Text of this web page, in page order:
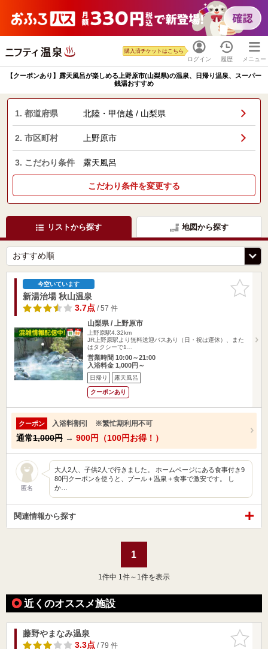
ログイン
購入済チケットはこちら
履歴 メニュー
【クーポンあり】露天風呂が楽しめる上野原市(山梨県)の温泉、日帰り温泉、スーパー
銭湯おすすめ
1. 都道府県 北陸・甲信越 / 山梨県
2. 市区町村 上野原市
3. こだわり条件 露天風呂
こだわり条件を変更する
リストから探す 地図から探す
お気に入
りに追加
今空いています
新湯治場 秋山温泉
3.7点/ 57 件
山梨県 / 上野原市
上野原駅4.32km
JR上野原駅より無料送迎バスあり（日・祝は運休）、また
はタクシーで1…
営業時間 10:00～21:00
入浴料金 1,000円～
日帰り 露天風呂
クーポンあり
クーポン 入浴料割引 ※繁忙期利用不可
通常1,000円 → 900円（100円お得！）
匿名
大人2人、子供2人で行きました。 ホームページにある食事付き9
80円クーポンを使うと、プール＋温泉＋食事で激安です。 し
か…
関連情報から探す
1
1 件中 1件～1件を表示
近くのオススメ施設
お気に入
りに追加
藤野やまなみ温泉
3.3点/ 79 件